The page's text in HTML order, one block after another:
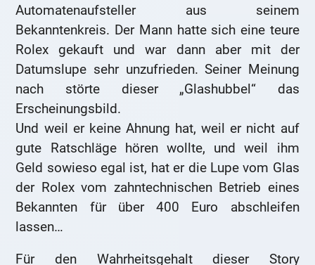
Automatenaufsteller aus seinem
Bekanntenkreis. Der Mann hatte sich eine teure
Rolex gekauft und war dann aber mit der
Datumslupe sehr unzufrieden. Seiner Meinung
nach störte dieser „Glashubbel“ das
Erscheinungsbild.
Und weil er keine Ahnung hat, weil er nicht auf
gute Ratschläge hören wollte, und weil ihm
Geld sowieso egal ist, hat er die Lupe vom Glas
der Rolex vom zahntechnischen Betrieb eines
Bekannten für über 400 Euro abschleifen
lassen…
Für den Wahrheitsgehalt dieser Story